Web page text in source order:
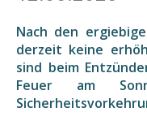
Nach den
derzeit keine
sind beim
Feuer am